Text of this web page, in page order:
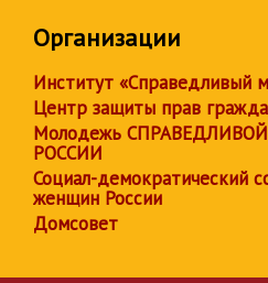
Организации
Институт «Справедливый
Центр защиты прав
Молодежь СПРАВЕДЛИВОЙ
РОССИИ
Социал-демократический
женщин России
Домсовет